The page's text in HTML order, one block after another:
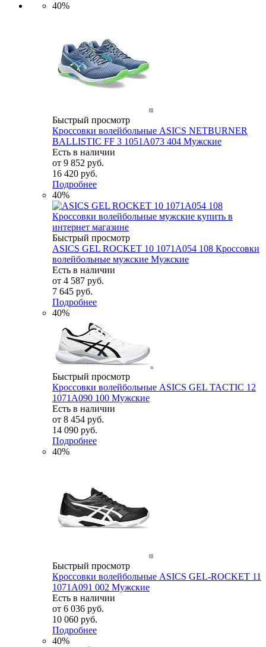
40%
Быстрый просмотр
Кроссовки волейбольные ASICS NETBURNER
BALLISTIC FF 3 1051A073 404 Мужские
Есть в наличии
от 9 852 руб.
16 420 руб.
Подробнее
40%
Быстрый просмотр
ASICS GEL ROCKET 10 1071A054 108 Кроссовки
волейбольные мужские Мужские
Есть в наличии
от 4 587 руб.
7 645 руб.
Подробнее
40%
Быстрый просмотр
Кроссовки волейбольные ASICS GEL TACTIC 12
1071A090 100 Мужские
Есть в наличии
от 8 454 руб.
14 090 руб.
Подробнее
40%
Быстрый просмотр
Кроссовки волейбольные ASICS GEL-ROCKET 11
1071A091 002 Мужские
Есть в наличии
от 6 036 руб.
10 060 руб.
Подробнее
40%